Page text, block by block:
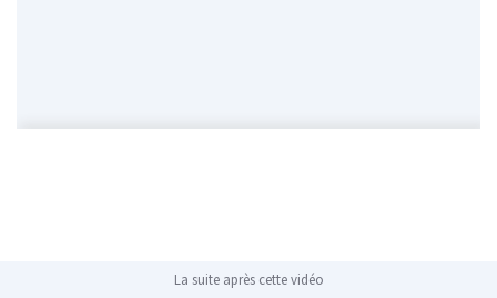
La suite après cette vidéo